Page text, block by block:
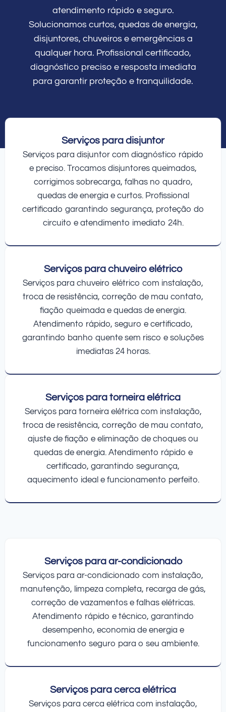
atendimento rápido e seguro.
Solucionamos curtos, quedas de energia,
disjuntores, chuveiros e emergências a
qualquer hora. Profissional certificado,
diagnóstico preciso e resposta imediata
para garantir proteção e tranquilidade.
Serviços para disjuntor
Serviços para disjuntor com diagnóstico rápido
e preciso. Trocamos disjuntores queimados,
corrigimos sobrecarga, falhas no quadro,
quedas de energia e curtos. Profissional
certificado garantindo segurança, proteção do
circuito e atendimento imediato 24h.
Serviços para chuveiro elétrico
Serviços para chuveiro elétrico com instalação,
troca de resistência, correção de mau contato,
fiação queimada e quedas de energia.
Atendimento rápido, seguro e certificado,
garantindo banho quente sem risco e soluções
imediatas 24 horas.
Serviços para torneira elétrica
Serviços para torneira elétrica com instalação,
troca de resistência, correção de mau contato,
ajuste de fiação e eliminação de choques ou
quedas de energia. Atendimento rápido e
certificado, garantindo segurança,
aquecimento ideal e funcionamento perfeito.
Serviços para ar-condicionado
Serviços para ar-condicionado com instalação,
manutenção, limpeza completa, recarga de gás,
correção de vazamentos e falhas elétricas.
Atendimento rápido e técnico, garantindo
desempenho, economia de energia e
funcionamento seguro para o seu ambiente.
Serviços para cerca elétrica
Serviços para cerca elétrica com instalação,